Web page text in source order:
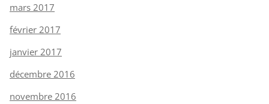
mars 2017
février 2017
janvier 2017
décembre 2016
novembre 2016